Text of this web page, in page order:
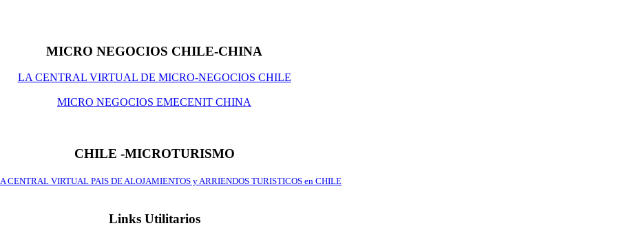
MICRO NEGOCIOS CHILE-CHINA
LA CENTRAL VIRTUAL DE MICRO-NEGOCIOS CHILE
MICRO NEGOCIOS EMECENIT CHINA
CHILE -MICROTURISMO
CENTRAL VIRTUAL PAIS DE ALOJAMIENTOS y ARRIENDOS TURISTICOS en CHILE
Links Utilitarios